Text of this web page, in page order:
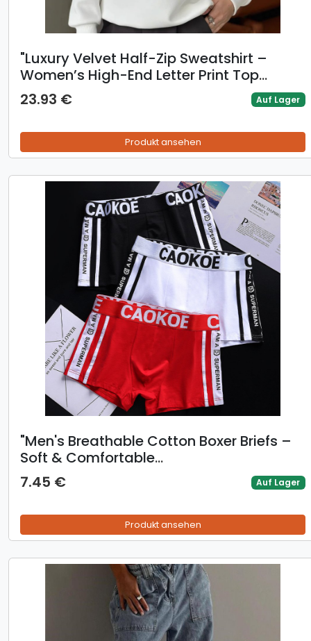
​​"Luxury Velvet Half-Zip Sweatshirt –
Women’s High-End Letter Print Top
(White) – Winter-Ready Fleece Lining (S-
XXL)"​​
23.93 € Auf Lager
Produkt ansehen
​​"Men's Breathable Cotton Boxer Briefs –
Soft & Comfortable
(White/Black/Red/Gray)"​​
7.45 € Auf Lager
Produkt ansehen